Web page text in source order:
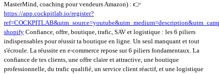
MasterMind, coaching pour vendeurs Amazon) : 👉
https://app.cockpitlab.io/register?
shopify Confiance, offre, boutique, trafic, SAV et logistique : les 6 piliers
indispensables pour réussir ta boutique en ligne. Un seul manquant et tout
s'écroule. La réussite en e-commerce repose sur 6 piliers fondamentaux. La
confiance de tes clients, une offre claire et attractive, une boutique
professionnelle, du trafic qualifié, un service client réactif, et une logistique